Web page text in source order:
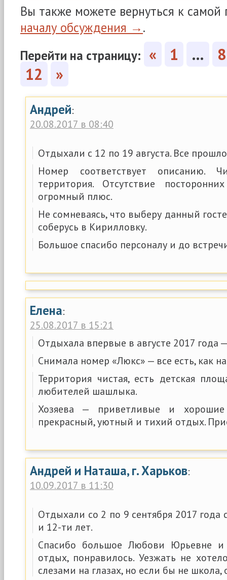
Вы также можете вернуться к самой
началу обсуждения →.
Перейти на страницу: « 1 …
8
12
»
Андрей:
20.08.2017 в 08:40
Отдыхали с 12 по 19 августа. Все
Номер соответствует описанию.
территория. Отсутствие
огромный плюс.
Не сомневаясь, что выберу данный
соберусь в Кирилловку.
Большое спасибо персоналу и до
Елена:
25.08.2017 в 15:21
Отдыхала впервые в августе 2017 года
Снимала номер «Люкс» — все есть, как
Территория чистая, есть детская
любителей шашлыка.
Хозяева — приветливые и
прекрасный, уютный и тихий отдых.
Андрей и Наташа, г. Харьков:
10.09.2017 в 11:30
Отдыхали со 2 по 9 сентября 2017
и 12-ти лет.
Спасибо большое Любови Юрьевне и
отдых, понравилось. Уезжать не
слезами на глазах, но если бы не